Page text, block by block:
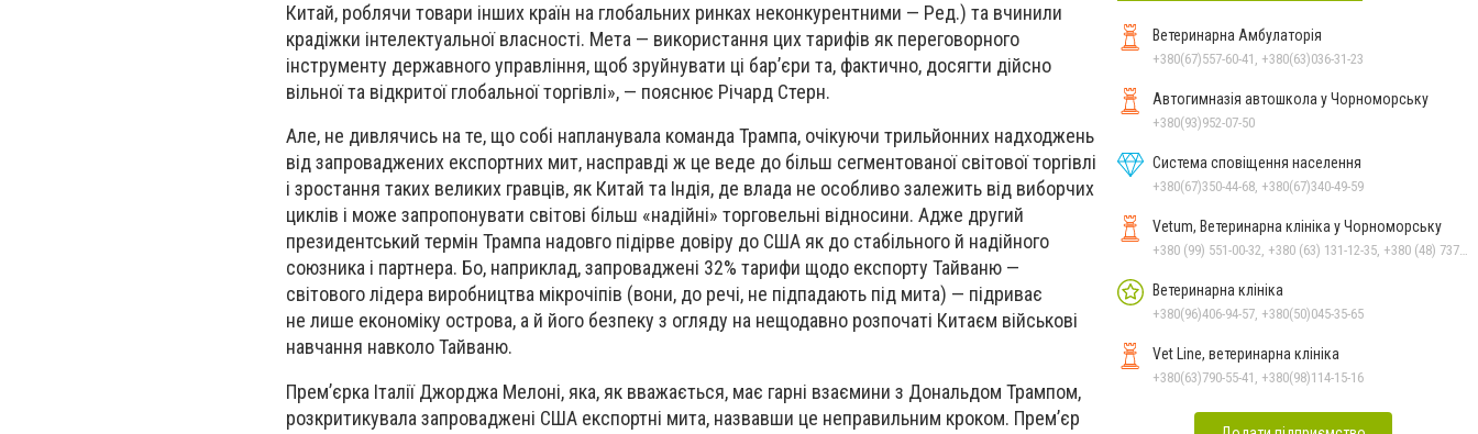
Китай, роблячи товари інших країн на глобальних ринках неконкурентними — Ред.) та вчинили
крадіжки інтелектуальної власності. Мета — використання цих тарифів як переговорного
інструменту державного управління, щоб зруйнувати ці бар’єри та, фактично, досягти дійсно
вільної та відкритої глобальної торгівлі», — пояснює Річард Стерн.
Але, не дивлячись на те, що собі напланувала команда Трампа, очікуючи трильйонних надходжень
від запроваджених експортних мит, насправді ж це веде до більш сегментованої світової торгівлі
і зростання таких великих гравців, як Китай та Індія, де влада не особливо залежить від виборчих
циклів і може запропонувати світові більш «надійні» торговельні відносини. Адже другий
президентський термін Трампа надовго підірве довіру до США як до стабільного й надійного
союзника і партнера. Бо, наприклад, запроваджені 32% тарифи щодо експорту Тайваню —
світового лідера виробництва мікрочіпів (вони, до речі, не підпадають під мита) — підриває
не лише економіку острова, а й його безпеку з огляду на нещодавно розпочаті Китаєм військові
навчання навколо Тайваню.
Прем’єрка Італії Джорджа Мелоні, яка, як вважається, має гарні взаємини з Дональдом Трампом,
розкритикувала запроваджені США експортні мита, назвавши це неправильним кроком. Прем’єр
Ветеринарна Амбулаторія
+380(67)557-60-41, +380(63)036-31-23
Автогимназія автошкола у Чорноморську
+380(93)952-07-50
Система сповіщення населення
+380(67)350-44-68, +380(67)340-49-59
Vetum, Ветеринарна клініка у Чорноморську
Ветеринарна клініка
+380(96)406-94-57, +380(50)045-35-65
Vet Line, ветеринарна клініка
+380(63)790-55-41, +380(98)114-15-16